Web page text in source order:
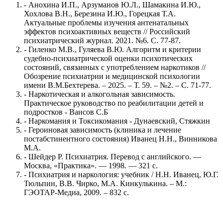
- Анохина И.П., Арзуманов Ю.Л., Шамакина И.Ю.,
Хохлова В.Н., Березина И.Ю., Горецкая Т.А.
Актуальные проблемы изучения антенатальных
эффектов психоактивных веществ // Российский
психиатрический журнал. 2021. №6. С. 77-87.
- Гиленко М.В., Гуляева В.Ю. Алгоритм и критерии
судебно-психиатрической оценки психотических
состояний, связанных с употреблением наркотиков //
Обозрение психиатрии и медицинской психологии
имени В.М.Бехтерева. – 2025. – Т. 59. – №2. – С. 71-77.
- Наркотическая и алкогольная зависимость.
Практическое руководство по реабилитации детей и
подростков - Ваисов С.Б
- Наркомания и Токсикомания - Дунаевский, Стяжкин
- Героиновая зависимость (клиника и лечение
постабстинентного состояния) Иванец Н.Н., Винникова
М.А.
- Шейдер Р. Психиатрия. Перевод с английского. —
Москва, «Практика». — 1998. — 321 с.
- Психиатрия и наркология: учебник / Н.Н. Иванец, Ю.Г.
Тюльпин, В.В. Чирко, М.А. Кинкулькина. – М.:
ГЭОТАР-Медиа, 2009. – 832 с.